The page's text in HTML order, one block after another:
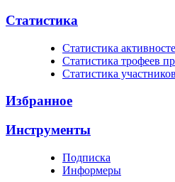
Статистика
Cтатистика
Cтатистика трофеев
Cтатистика
Избранное
Инструменты
Подписка
Информеры